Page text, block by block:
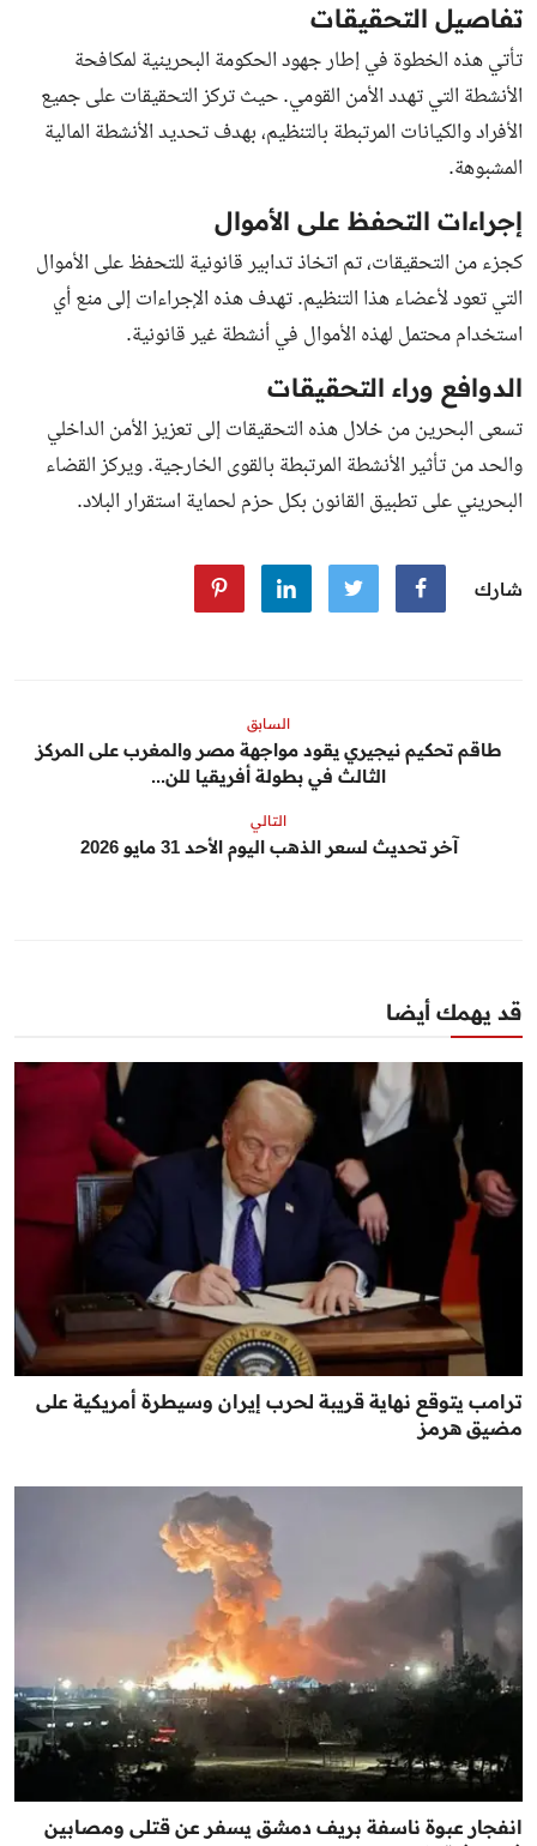
تفاصيل التحقيقات
تأتي هذه الخطوة في إطار جهود الحكومة البحرينية لمكافحة
الأنشطة التي تهدد الأمن القومي. حيث تركز التحقيقات على جميع
الأفراد والكيانات المرتبطة بالتنظيم، بهدف تحديد الأنشطة المالية
المشبوهة.
إجراءات التحفظ على الأموال
كجزء من التحقيقات، تم اتخاذ تدابير قانونية للتحفظ على الأموال
التي تعود لأعضاء هذا التنظيم. تهدف هذه الإجراءات إلى منع أي
استخدام محتمل لهذه الأموال في أنشطة غير قانونية.
الدوافع وراء التحقيقات
تسعى البحرين من خلال هذه التحقيقات إلى تعزيز الأمن الداخلي
والحد من تأثير الأنشطة المرتبطة بالقوى الخارجية. ويركز القضاء
البحريني على تطبيق القانون بكل حزم لحماية استقرار البلاد.
شارك
السابق
طاقم تحكيم نيجيري يقود مواجهة مصر والمغرب على المركز
الثالث في بطولة أفريقيا للن...
التالي
آخر تحديث لسعر الذهب اليوم الأحد 31 مايو 2026
قد يهمك أيضا
ترامب يتوقع نهاية قريبة لحرب إيران وسيطرة أمريكية على
مضيق هرمز
انفجار عبوة ناسفة بريف دمشق يسفر عن قتلى ومصابين